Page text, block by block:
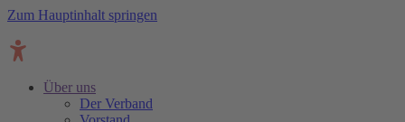
Zum Hauptinhalt springen
Über uns
Der Verband